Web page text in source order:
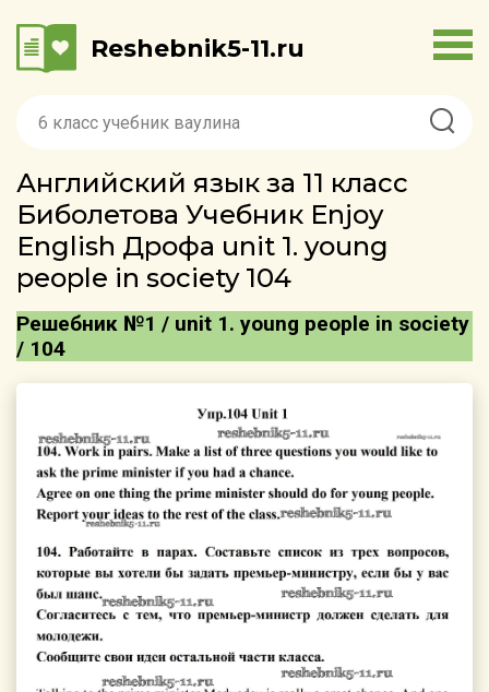
Reshebnik5-11.ru
Английский язык за 11 класс
Биболетова Учебник Enjoy
English Дрофа unit 1. young
people in society 104
Решебник №1 / unit 1. young people in society
/ 104